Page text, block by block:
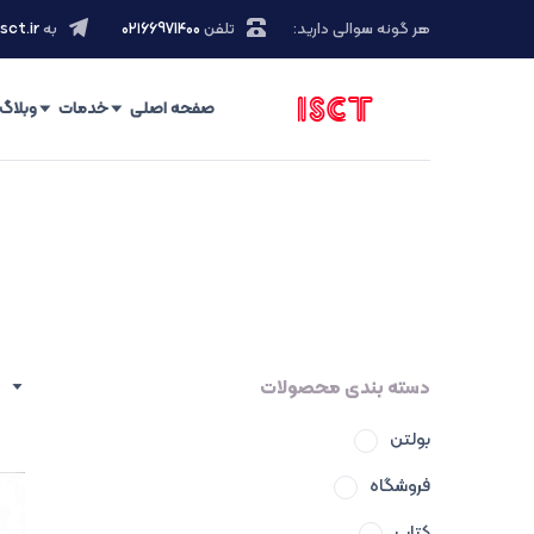
هر گونه سوالی دارید: تلفن ۰۲۱66971400 به
صفحه اصلی خدمات وبلاگ
دسته بندی محصولات
بولتن
فروشگاه